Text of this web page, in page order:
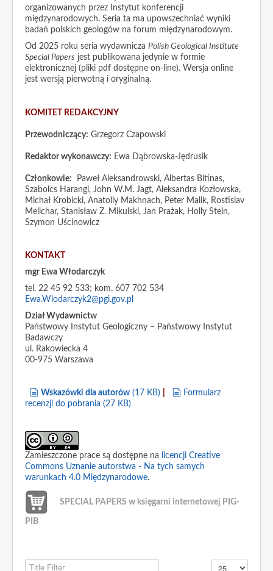
Reprinty
Tabele stratygraficzne
Jak kupować
organizowanych przez Instytut konferencji
międzynarodowych. Seria ta ma upowszechniać wyniki
badań polskich geologów na forum międzynarodowym.
Od 2025 roku seria wydawnicza Polish Geological Institute
Special Papers jest publikowana jedynie w formie
elektronicznej (pliki pdf dostępne on-line). Wersja online
jest wersją pierwotną i oryginalną.
KOMITET REDAKCYJNY
Przewodniczący: Grzegorz Czapowski
Redaktor wykonawczy: Ewa Dąbrowska-Jędrusik
Członkowie: Paweł Aleksandrowski, Albertas Bitinas,
Szabolcs Harangi, John W.M. Jagt, Aleksandra Kozłowska,
Michał Krobicki, Anatoliy Makhnach, Peter Malik, Rostislav
Melichar, Stanisław Z. Mikulski, Jan Prażak, Holly Stein,
Szymon Uścinowicz
KONTAKT
mgr Ewa Włodarczyk
tel. 22 45 92 533; kom. 607 702 534
Ewa.Wlodarczyk2@pgi.gov.pl
Dział Wydawnictw
Państwowy Instytut Geologiczny – Państwowy Instytut
Badawczy
ul. Rakowiecka 4
00-975 Warszawa
document
Wskazówki dla autorów (17 KB) document
Formularz
recenzji do pobrania (27 KB)
Zamieszczone prace są dostępne na
licencji Creative
Commons Uznanie autorstwa - Na tych samych
warunkach 4.0 Międzynarodowe.
SPECIAL PAPERS w księgarni internetowej PIG-
PIB
Title Filter